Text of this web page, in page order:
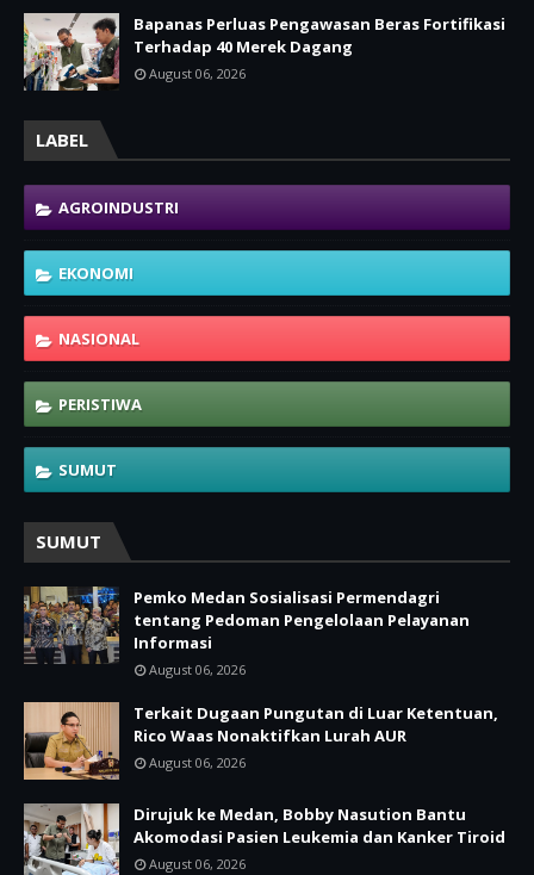
Bapanas Perluas Pengawasan Beras Fortifikasi
Terhadap 40 Merek Dagang
August 06, 2026
LABEL
AGROINDUSTRI
EKONOMI
NASIONAL
PERISTIWA
SUMUT
SUMUT
Pemko Medan Sosialisasi Permendagri
tentang Pedoman Pengelolaan Pelayanan
Informasi
August 06, 2026
Terkait Dugaan Pungutan di Luar Ketentuan,
Rico Waas Nonaktifkan Lurah AUR
August 06, 2026
Dirujuk ke Medan, Bobby Nasution Bantu
Akomodasi Pasien Leukemia dan Kanker Tiroid
August 06, 2026